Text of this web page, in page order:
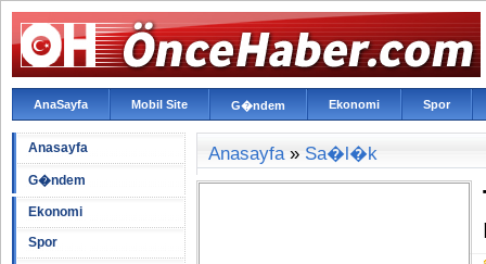
AnaSayfa Mobil Site G�ndem Ekonomi Spor
Anasayfa
G�ndem
Ekonomi
Spor
Anasayfa» Sa�l�k